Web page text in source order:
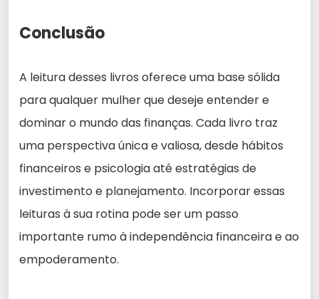
Conclusão
A leitura desses livros oferece uma base sólida
para qualquer mulher que deseje entender e
dominar o mundo das finanças. Cada livro traz
uma perspectiva única e valiosa, desde hábitos
financeiros e psicologia até estratégias de
investimento e planejamento. Incorporar essas
leituras à sua rotina pode ser um passo
importante rumo à independência financeira e ao
empoderamento.